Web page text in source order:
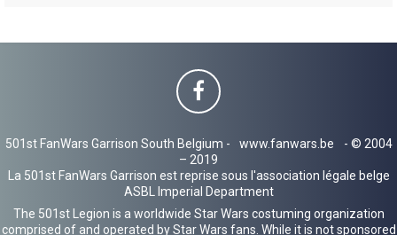
501st FanWars Garrison South Belgium - www.fanwars.be
- © 2004
– 2019
La 501st FanWars Garrison est reprise sous l'association légale belge
ASBL Imperial Department
The 501st Legion is a worldwide Star Wars costuming organization
comprised of and operated by Star Wars fans. While it is not sponsored